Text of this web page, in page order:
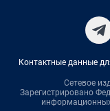
Контактные данные
Сетевое
Зарегистрировано